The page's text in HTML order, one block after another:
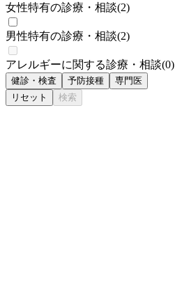
女性特有の診療・相談(2)
男性特有の診療・相談(2)
アレルギーに関する診療・相談(0)
健診・検査 予防接種
専門医
リセット
検索